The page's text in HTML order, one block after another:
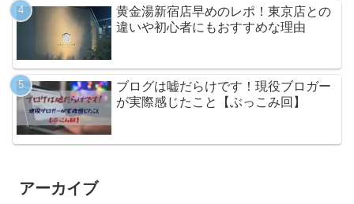
黄金湯新宿店早めのレポ！東京店との
違いや初心者にもおすすめな理由
ブログは嘘だらけです！現役ブロガー
が実際感じたこと【ぶっこみ回】
アーカイブ